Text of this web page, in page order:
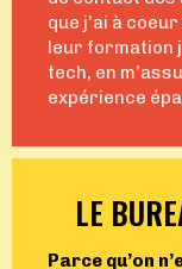
que j'ai à
leur formation
tech, en
expérience
LE
Parce qu’on